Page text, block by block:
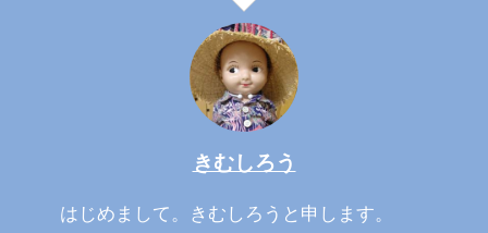
きむしろう
はじめまして。きむしろうと申します。